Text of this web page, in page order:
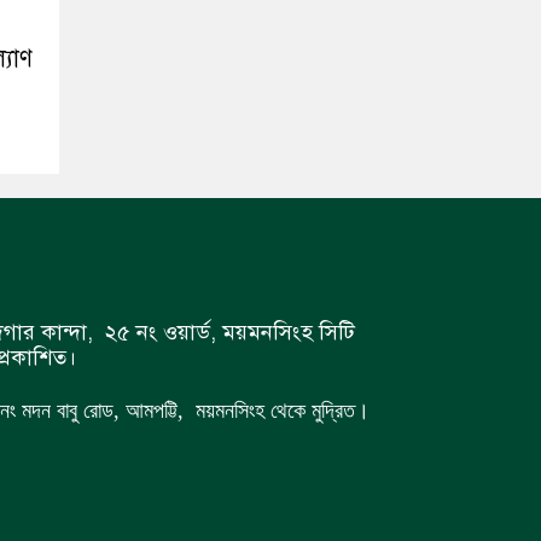
কান্দা, ২৫ নং ওয়ার্ড, ময়মনসিংহ সিটি
নং মদন বাবু রোড, আমপট্টি, ময়মনসিংহ থেকে মুদ্রিত।